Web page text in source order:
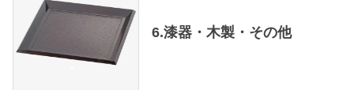
6.漆器・木製・その他